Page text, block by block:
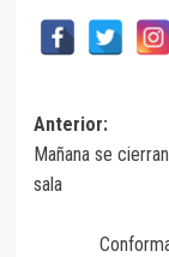
de
Anterior:
Mañana se
sala